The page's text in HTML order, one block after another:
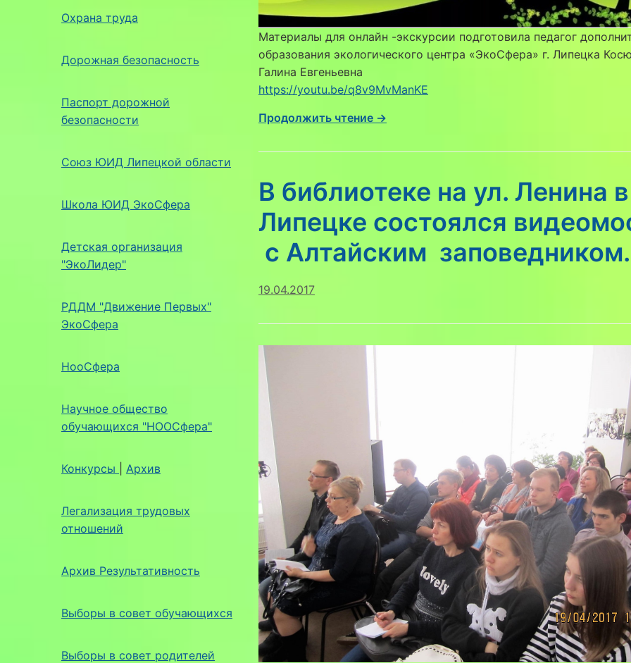
Охрана труда
Дорожная безопасность
Паспорт дорожной
безопасности
Союз ЮИД Липецкой области
Школа ЮИД ЭкоСфера
Детская организация
"ЭкоЛидер"
РДДМ "Движение Первых"
ЭкоСфера
НооСфера
Научное общество
обучающихся "НООСфера"
Конкурсы Архив
Легализация трудовых
отношений
Архив Результативность
Выборы в совет обучающихся
Выборы в совет родителей
Материалы для онлайн -экскурсии подготовила педагог
образования экологического центра «ЭкоСфера» г. Липецка
Галина Евгеньевна
https://youtu.be/q8v9MvManKE
Продолжить чтение →
В библиотеке на ул. Ленина в
Липецке состоялся
с Алтайским заповедником.
19.04.2017